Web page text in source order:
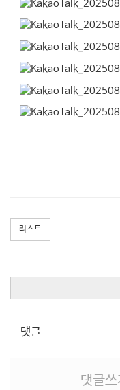
리스트
댓글
댓글